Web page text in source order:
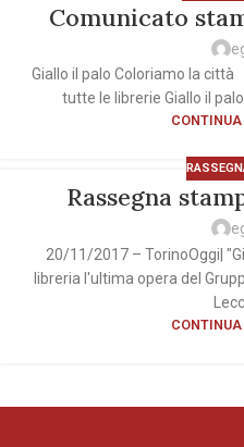
Comunicato
Giallo il palo Coloriamo la
tutte le librerie Giallo il
CONTINUA
Rassegna
20/11/2017 – TorinoOggi|
libreria l'ultima opera del
CONTINUA